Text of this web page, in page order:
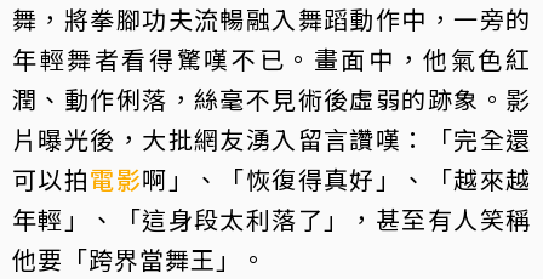
舞，將拳腳功夫流暢融入舞蹈動作中，一旁的
年輕舞者看得驚嘆不已。畫面中，他氣色紅
潤、動作俐落，絲毫不見術後虛弱的跡象。影
片曝光後，大批網友湧入留言讚嘆：「完全還
可以拍電影啊」、「恢復得真好」、「越來越
年輕」、「這身段太利落了」，甚至有人笑稱
他要「跨界當舞王」。